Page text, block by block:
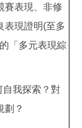
賽表現、非修
表現證明(至多
「多元表現綜
自我探索？對
劃？